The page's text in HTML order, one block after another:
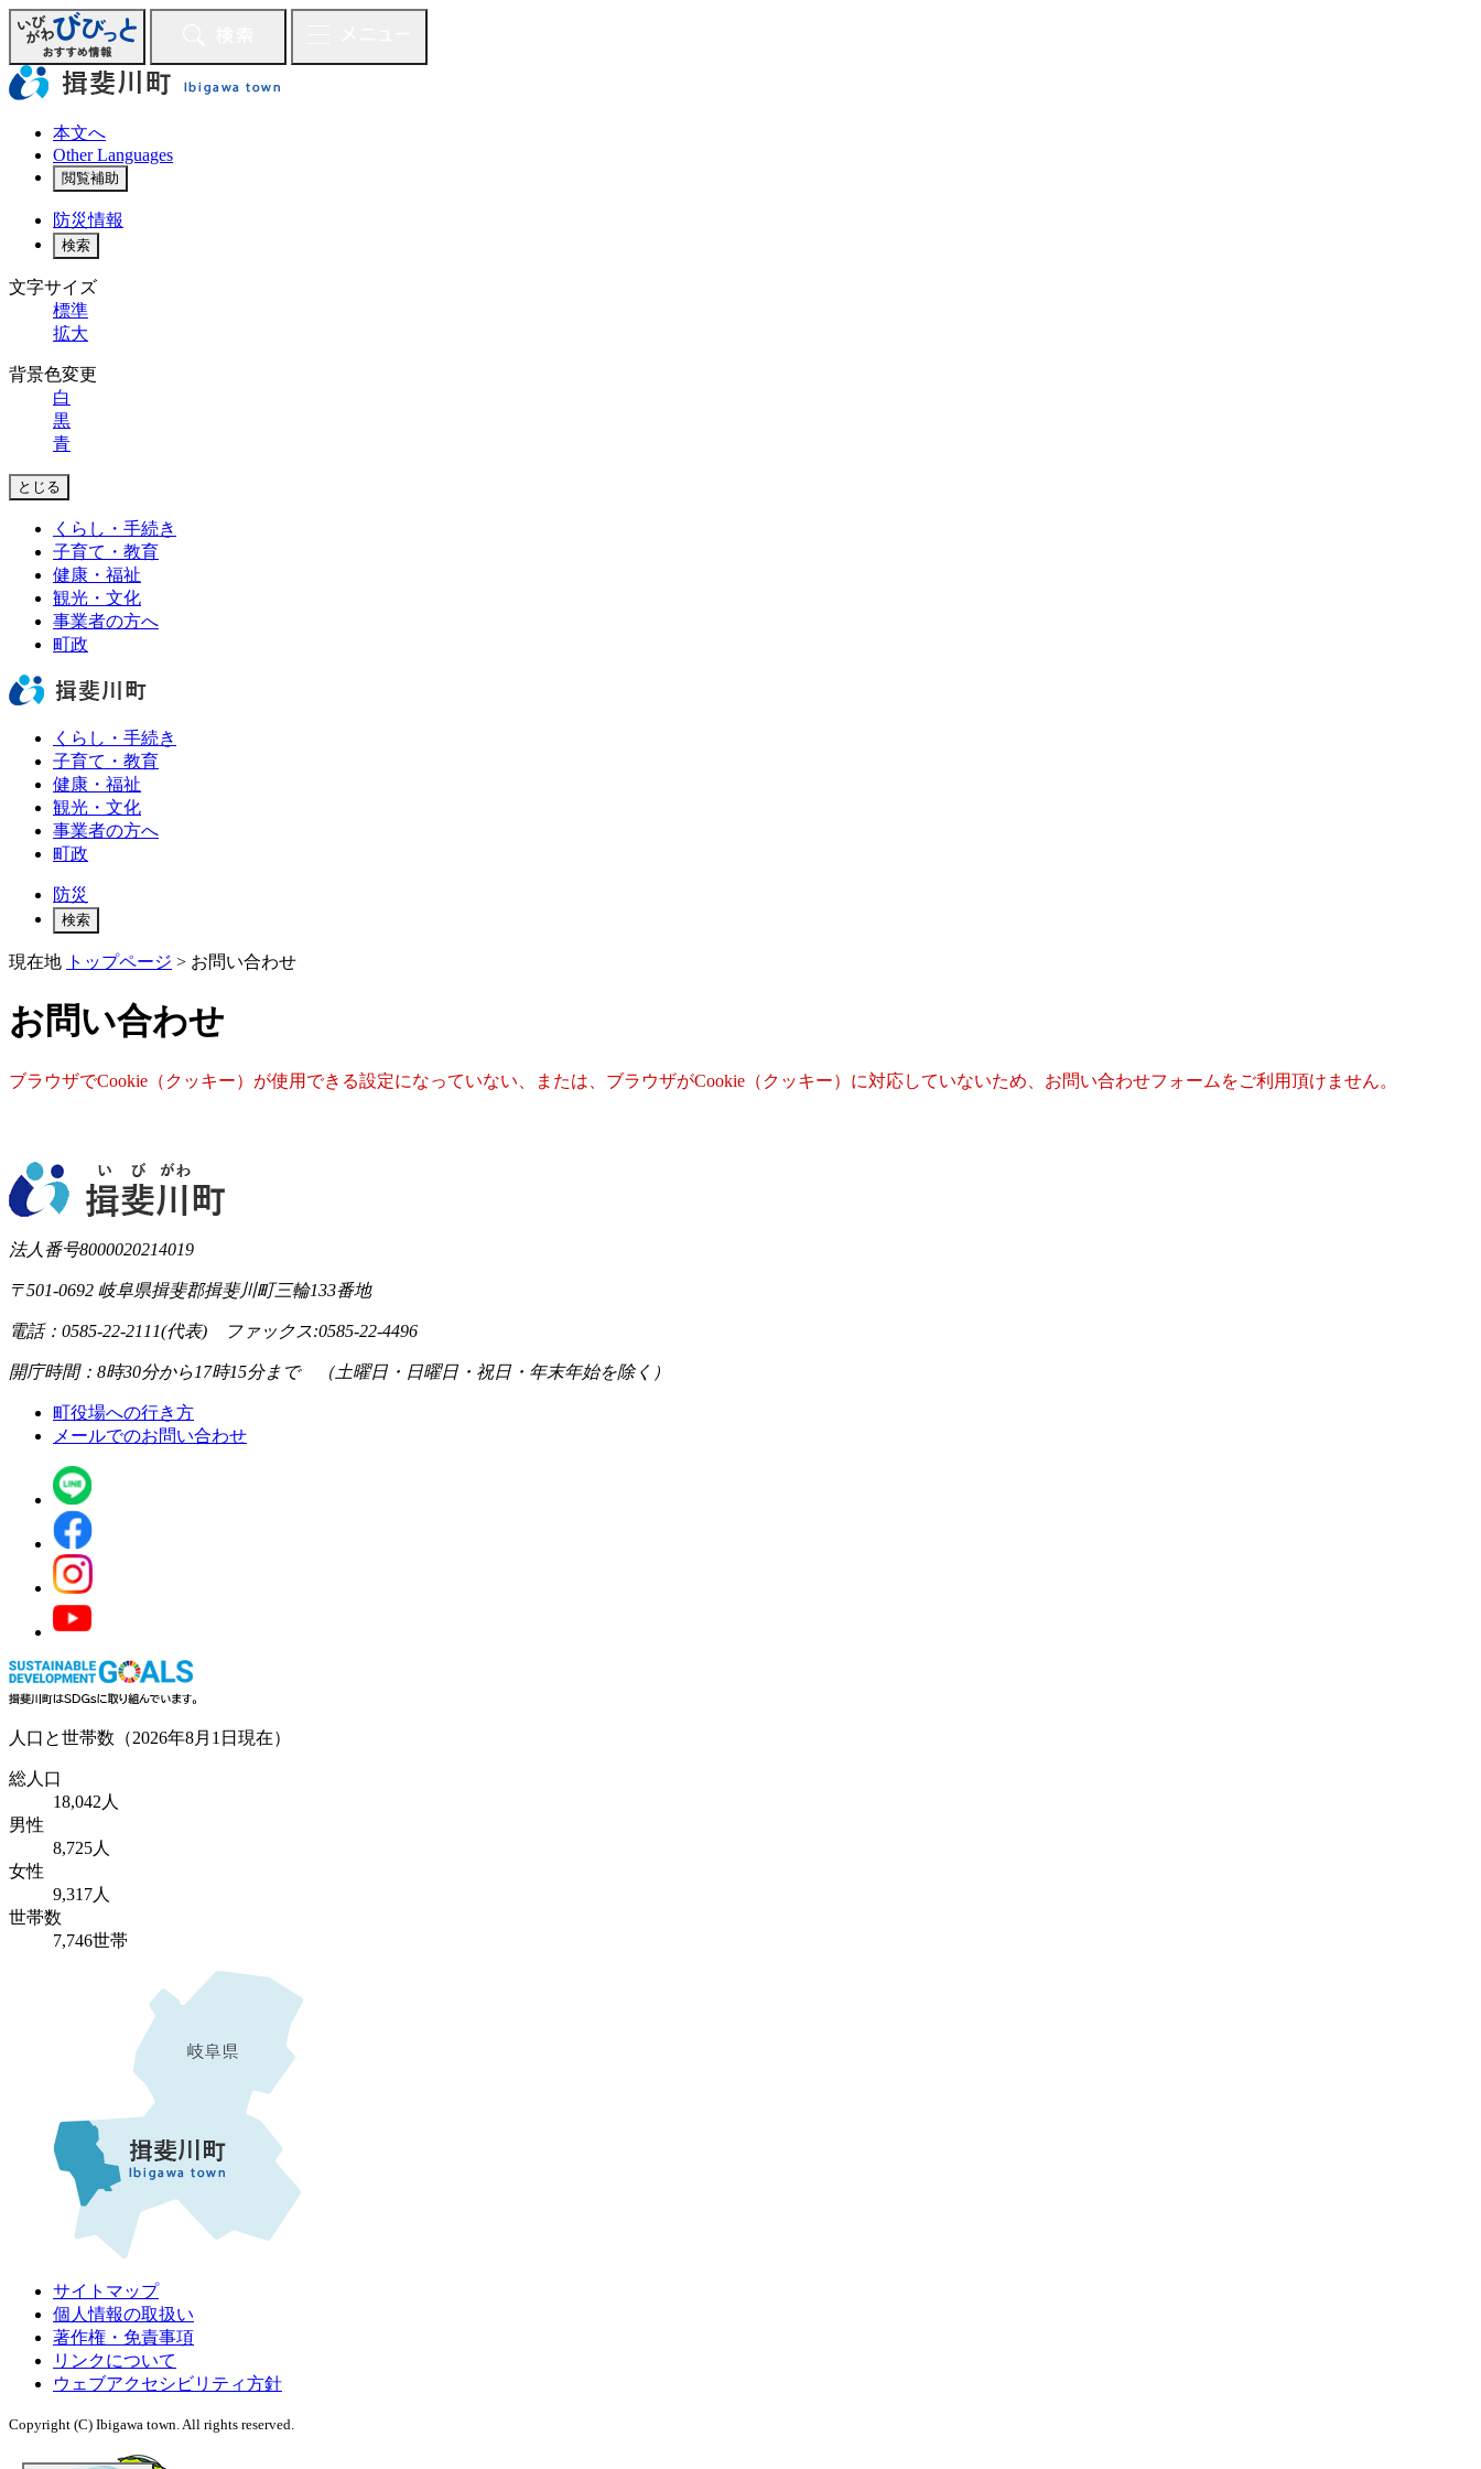
ペ
ジ
の
す。
本文へ
Other Languages
閲覧補助
防災情報
検索
文字サイズ
標準
拡大
背景色変更
白
黒
青
とじる
くらし・手続き
子育て・教育
健康・福祉
観光・文化
事業者の方へ
町政
くらし・手続き
子育て・教育
健康・福祉
観光・文化
事業者の方へ
町政
防災
検索
現在地 トップページ > お問い合わせ
文
お問い合わせ
ブラウザでCookie（クッキー）が使用できる設定になっていない、または、ブラウザがCookie（クッキー）に対応していないため、お問い合わせフォームをご利用頂けません。
法人番号8000020214019
〒501-0692 岐阜県揖斐郡揖斐川町三輪133番地
電話：0585-22-2111(代表) ファックス:0585-22-4496
開庁時間：8時30分から17時15分まで （土曜日・日曜日・祝日・年末年始を除く）
町役場への行き方
メールでのお問い合わせ
人口と世帯数 （2026年8月1日現在）
総人口
18,042人
男性
8,725人
女性
9,317人
世帯数
7,746世帯
サイトマップ
個人情報の取扱い
著作権・免責事項
リンクについて
ウェブアクセシビリティ方針
Copyright (C) Ibigawa town. All rights reserved.